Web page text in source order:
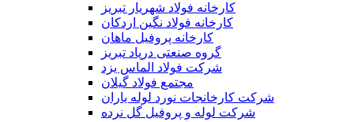
کارخانه فولاد شهریار تبریز
کارخانه فولاد نگین اردکان
کارخانه پروفیل ماهان
گروه صنعتی درپاد تبریز
شرکت فولاد الماس یزد
مجتمع فولاد گیلان
شرکت کارخانجات نورد لوله یاران
شرکت لوله و پروفیل گل نرده